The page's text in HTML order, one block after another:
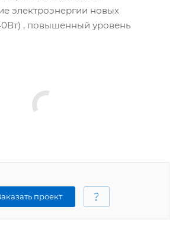
электроэнергии новых
, повышенный уровень
проект